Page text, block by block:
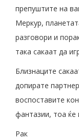
препуштите на
Меркур,
разговори и
така сакаат да
Близнаците
допирате
воспоставите
фантазии, тоа ќе
Рак